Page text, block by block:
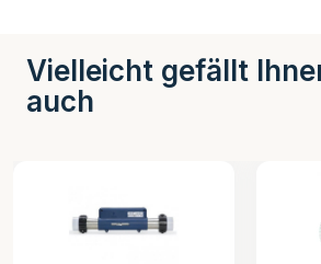
Vielleicht gefällt
auch